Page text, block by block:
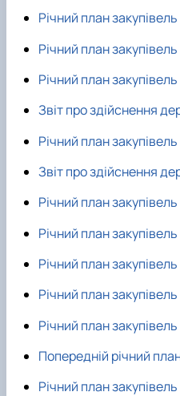
Річний план
Річний план
Річний план
Звіт про здійснення
Річний план
Звіт про здійснення
Річний план
Річний план
Річний план
Річний план
Річний план
Попередній річний
Річний план